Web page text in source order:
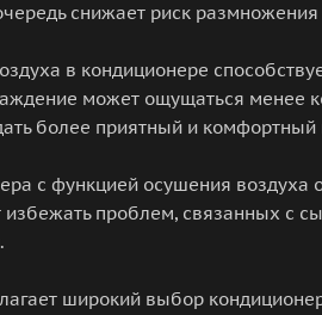
снижает риск размножения
в кондиционере
может ощущаться менее
более приятный и
с функцией осушения воздуха
избежать проблем, связанных с
широкий выбор